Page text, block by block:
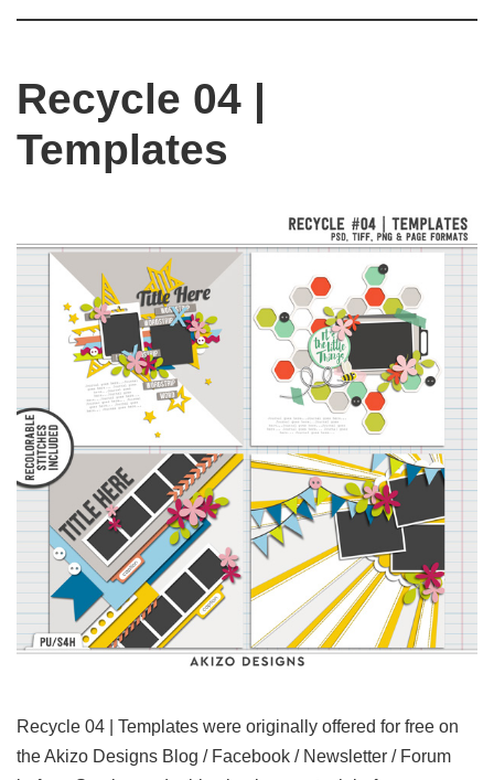
Recycle 04 |
Templates
Recycle 04 | Templates were originally offered for free on
the Akizo Designs Blog / Facebook / Newsletter / Forum